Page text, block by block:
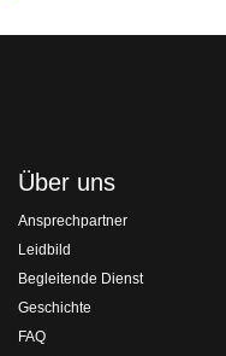
Über uns
Ansprechpartner
Leidbild
Begleitende Dienst
Geschichte
FAQ